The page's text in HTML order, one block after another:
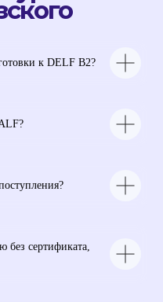
к DELF B2?
сертификата,
?